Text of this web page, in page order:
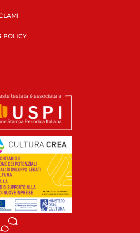
POLICY